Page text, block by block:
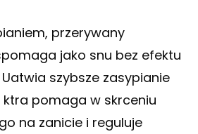
przerywany
jako snu bez efektu
szybsze zasypianie
ktra pomaga w skrceniu
na zanicie i reguluje